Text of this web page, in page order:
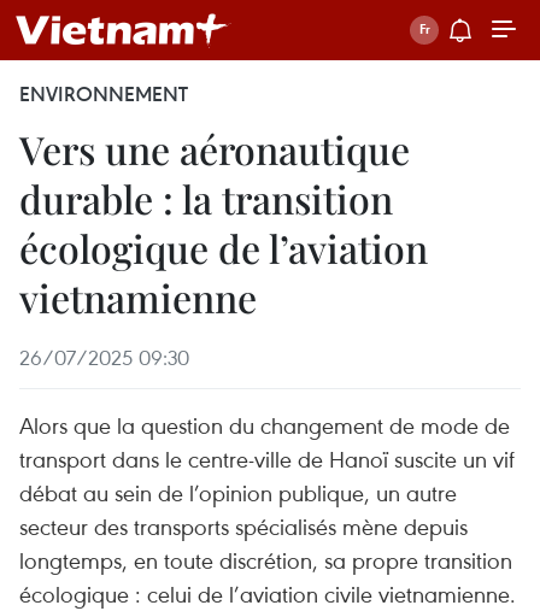
ENVIRONNEMENT
Vers une aéronautique
durable : la transition
écologique de l’aviation
vietnamienne
26/07/2025 09:30
Alors que la question du changement de mode de
transport dans le centre-ville de Hanoï suscite un vif
débat au sein de l’opinion publique, un autre
secteur des transports spécialisés mène depuis
longtemps, en toute discrétion, sa propre transition
écologique : celui de l’aviation civile vietnamienne.